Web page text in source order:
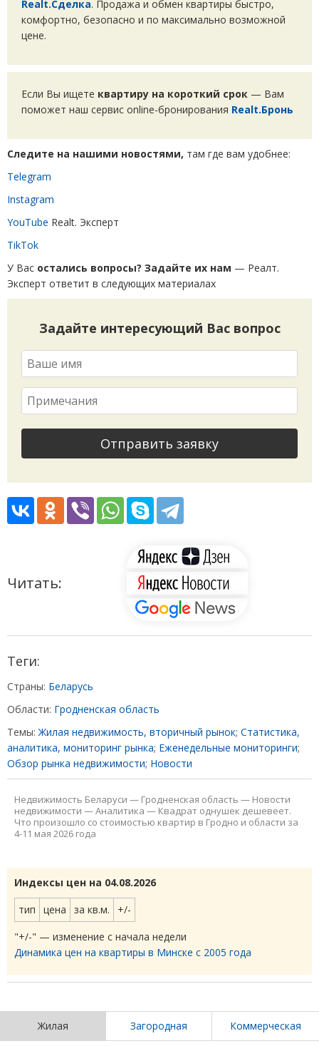
Realt.Сделка. Продажа и обмен квартиры быстро,
комфортно, безопасно и по максимально возможной
цене.
Если Вы ищете квартиру на короткий срок — Вам
поможет наш сервис online-бронирования Realt.Бронь
Следите на нашими новостями, там где вам удобнее:
Telegram
Instagram
YouTube Realt. Эксперт
TikTok
У Вас остались вопросы? Задайте их нам — Реалт.
Эксперт ответит в следующих материалах
Задайте интересующий Вас вопрос
Отправить заявку
Читать:
Теги:
Страны: Беларусь
Области: Гродненская область
Темы:Жилая недвижимость, вторичный рынок; Статистика,
аналитика, мониторинг рынка; Еженедельные мониторинги;
Обзор рынка недвижимости; Новости
Недвижимость Беларуси — Гродненская область — Новости
недвижимости —Аналитика — Квадрат однушек дешевеет.
Что произошло со стоимостью квартир в Гродно и области за
4-11 мая 2026 года
Индексы цен на 04.08.2026
тип
цена за кв.м.
+/-
"+/-" — изменение с начала недели
Динамика цен на квартиры в Минске с 2005 года
Жилая Загородная Коммерческая